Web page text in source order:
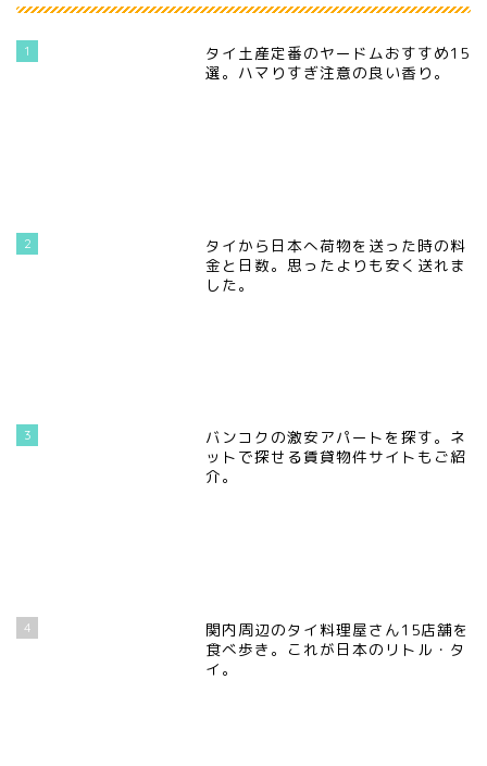
1
タイ土産定番のヤードムおすすめ15
選。ハマりすぎ注意の良い香り。
2
タイから日本へ荷物を送った時の料
金と日数。思ったよりも安く送れま
した。
3
バンコクの激安アパートを探す。ネ
ットで探せる賃貸物件サイトもご紹
介。
4
関内周辺のタイ料理屋さん15店舗を
食べ歩き。これが日本のリトル・タ
イ。